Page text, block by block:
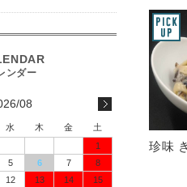
珍味
08
水 木 金
土
1
5 6 7
8
12 13 14
15